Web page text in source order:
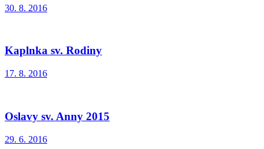
30. 8. 2016
Kaplnka sv. Rodiny
17. 8. 2016
Oslavy sv. Anny 2015
29. 6. 2016